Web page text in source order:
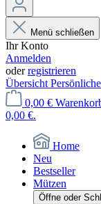
Menü schließen
Ihr Konto
Anmelden
oderregistrieren
Übersicht
0,00 €
0,00 €.
Home
Neu
Bestseller
Mützen
Öffne oder